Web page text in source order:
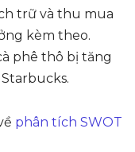
trữ và thu mua
kèm theo.
phê thô bị tăng
phân tích SWOT